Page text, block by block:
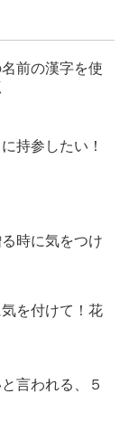
前の漢字を使
持参したい！
時に気をつけ
を付けて！花
言われる、５